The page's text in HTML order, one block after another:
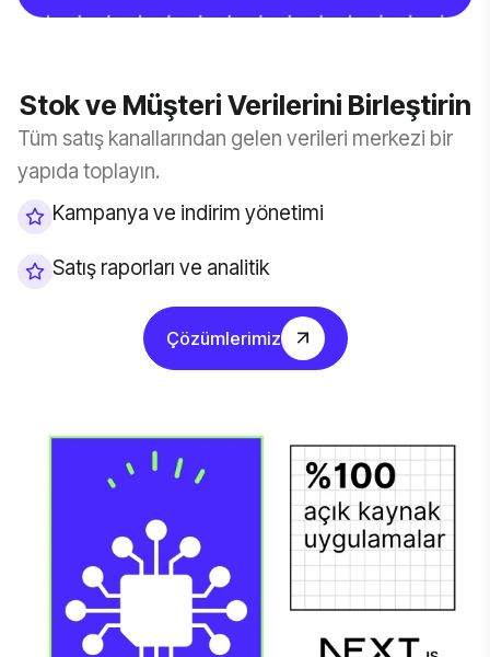
Stok ve Müşteri Verilerini Birleştirin
Tüm satış kanallarından gelen verileri merkezi bir
yapıda toplayın.
Kampanya ve indirim yönetimi
Satış raporları ve analitik
Çözümlerimiz